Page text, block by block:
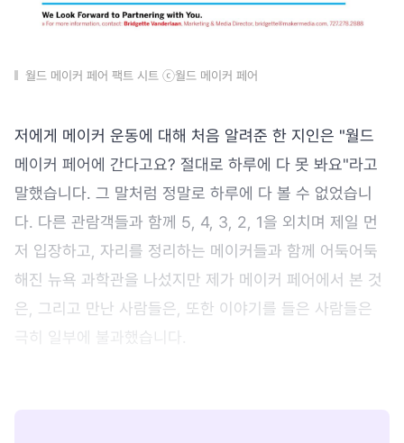
월드 메이커 페어 팩트 시트 ⓒ월드 메이커 페어
저에게 메이커 운동에 대해 처음 알려준 한 지인은 "월드
메이커 페어에 간다고요? 절대로 하루에 다 못 봐요"라고
말했습니다. 그 말처럼 정말로 하루에 다 볼 수 없었습니
다. 다른 관람객들과 함께 5, 4, 3, 2, 1을 외치며 제일 먼
저 입장하고, 자리를 정리하는 메이커들과 함께 어둑어둑
해진 뉴욕 과학관을 나섰지만 제가 메이커 페어에서 본 것
은, 그리고 만난 사람들은, 또한 이야기를 들은 사람들은
극히 일부에 불과했습니다.